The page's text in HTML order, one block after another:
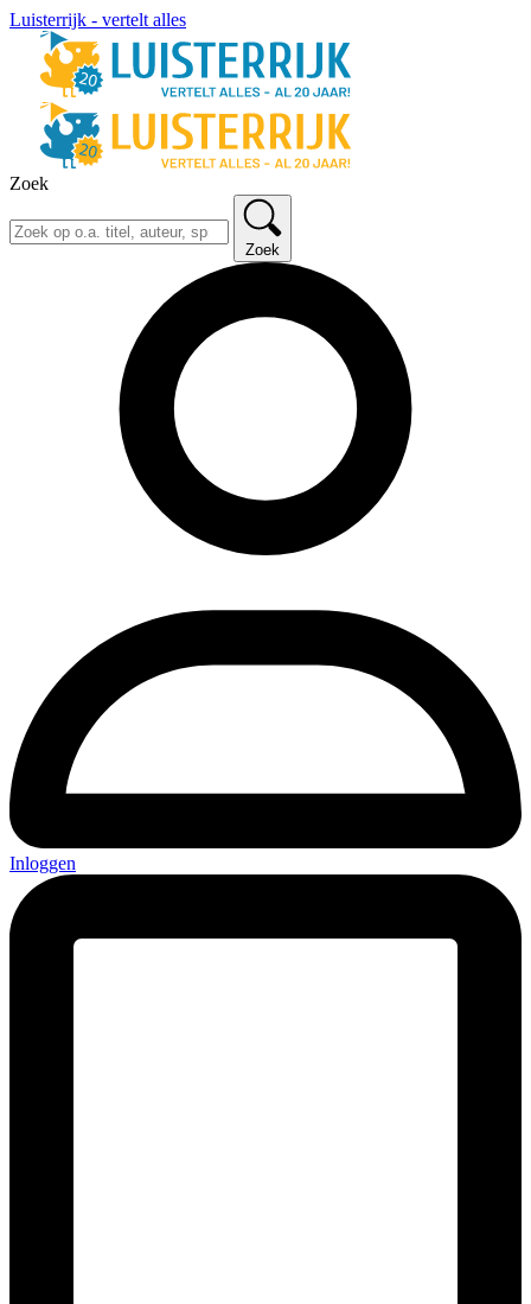
Luisterrijk - vertelt alles
Zoek
Zoek
Inloggen